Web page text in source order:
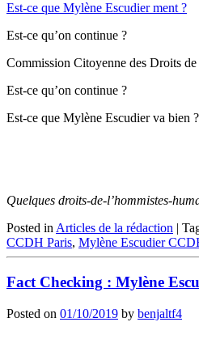
Est-ce que Mylène Escudier ment ?
Est-ce qu’on continue ?
Commission Citoyenne des Droits de
Est-ce qu’on continue ?
Est-ce que Mylène Escudier va bien ?
Quelques droits-de-l’hommistes-
Posted in Articles de la rédaction |
CCDH Paris, Mylène Escudier
Fact Checking : Mylène
Posted on 01/10/2019 by benjaltf4